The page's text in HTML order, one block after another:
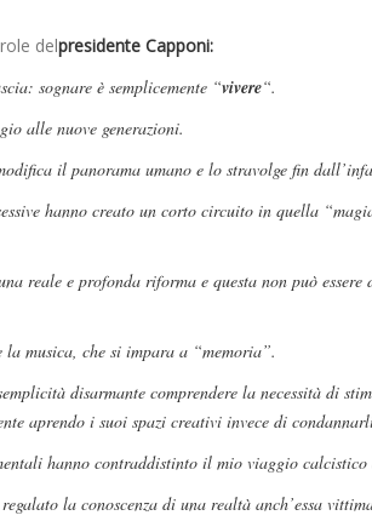
delpresidente Capponi:
sognare è semplicemente “vivere“.
alle nuove generazioni.
il panorama umano e lo stravolge fin
hanno creato un corto circuito in quella
reale e profonda riforma e questa non può
la musica, che si impara a “memoria”.
disarmante comprendere la necessità di
aprendo i suoi spazi creativi invece di
hanno contraddistinto il mio viaggio
la conoscenza di una realtà anch’essa